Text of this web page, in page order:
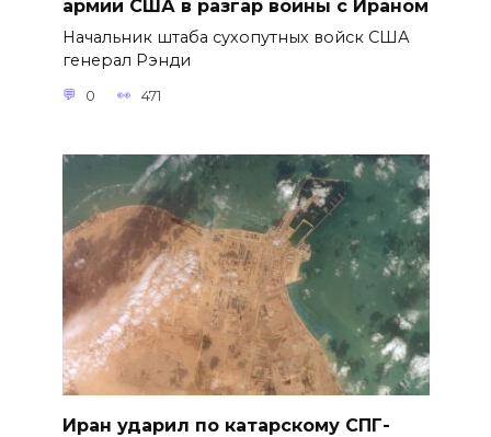
армии США в разгар войны с Ираном
Начальник штаба сухопутных войск США
генерал Рэнди
0 471
Иран ударил по катарскому СПГ-